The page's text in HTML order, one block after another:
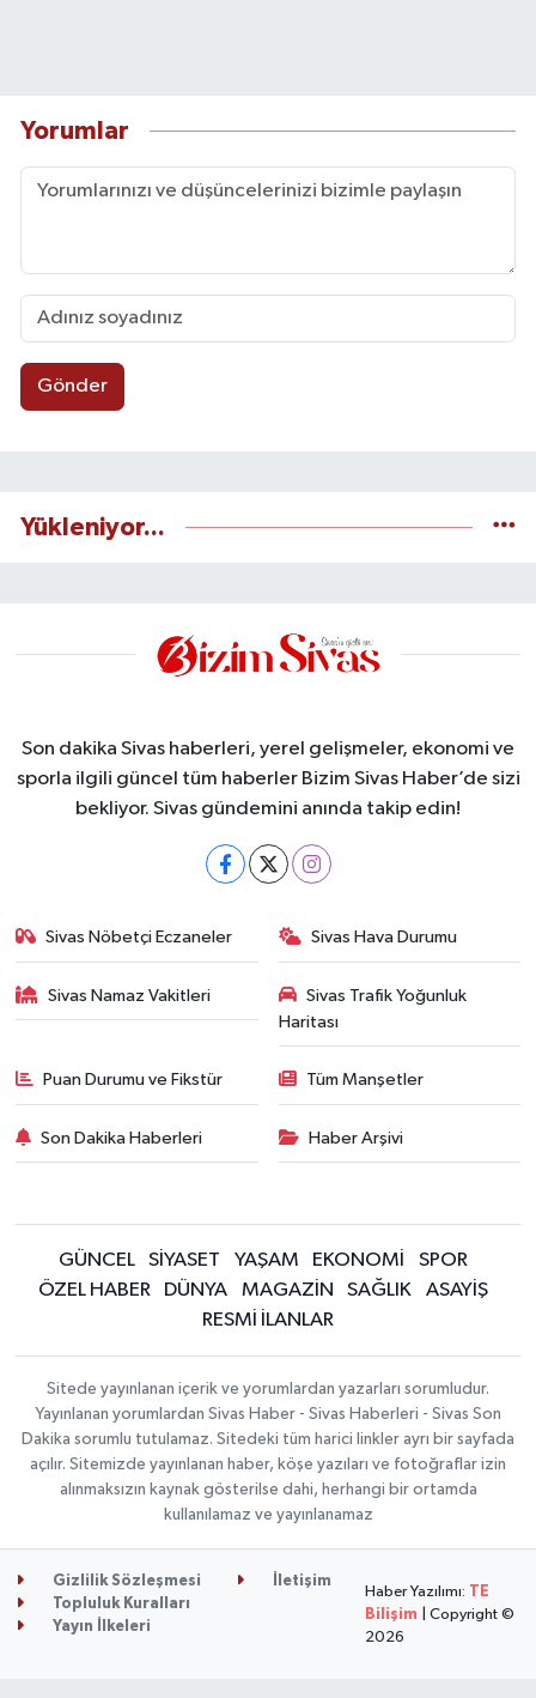
Yorumlar
Gönder
Yükleniyor...
Son dakika Sivas haberleri, yerel gelişmeler, ekonomi ve
sporla ilgili güncel tüm haberler Bizim Sivas Haber’de sizi
bekliyor. Sivas gündemini anında takip edin!
Sivas Nöbetçi Eczaneler Sivas Hava Durumu
Sivas Namaz Vakitleri
Sivas Trafik Yoğunluk
Haritası
Puan Durumu ve Fikstür Tüm Manşetler
Son Dakika Haberleri Haber Arşivi
GÜNCEL SİYASET YAŞAM EKONOMİ
SPOR
ÖZEL HABER
DÜNYA MAGAZİN SAĞLIK
ASAYİŞ
RESMİ İLANLAR
Sitede yayınlanan içerik ve yorumlardan yazarları sorumludur.
Yayınlanan yorumlardan Sivas Haber - Sivas Haberleri - Sivas Son
Dakika sorumlu tutulamaz. Sitedeki tüm harici linkler ayrı bir sayfada
açılır. Sitemizde yayınlanan haber, köşe yazıları ve fotoğraflar izin
alınmaksızın kaynak gösterilse dahi, herhangi bir ortamda
kullanılamaz ve yayınlanamaz
Gizlilik Sözleşmesi
İletişim
Topluluk Kuralları
Yayın İlkeleri
Haber Yazılımı: TE
Bilişim | Copyright ©
2026